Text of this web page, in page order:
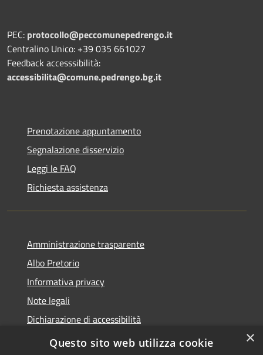
PEC: protocollo@peccomunepedrengo.it
Centralino Unico: +39 035 661027
Feedback accesssibilità:
accessibilita@comune.pedrengo.bg.it
Prenotazione appuntamento
Segnalazione disservizio
Leggi le FAQ
Richiesta assistenza
Amministrazione trasparente
Albo Pretorio
Informativa privacy
Note legali
Dichiarazione di accessibilità
Area riservata dipendenti
×
Questo sito web utilizza cookie